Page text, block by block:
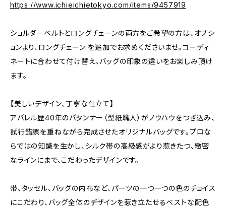
https://www.ichieichietokyo.com/items/9457919
ショルダーベルトとロングチェーンの両方をご希望の方は、オプシ
ョンより、ロングチェーン を追加でお求めくださいませ。コーディ
ネートに合わせて付け替え、バッグの印象の違いをお楽しみ頂け
ます。
【美しいデザイン、丁寧な仕立て】
アパレル歴40年のパタンナー（型紙職人）がノウハウをつぎ込み、
試行錯誤を重ねながら完成させたオリジナルバッグです。プロな
らではの知識を生かし、シルク帯の高級感がより惹きたつ、緻密
なラインにまで、こだわったデザインです。
帯、タッセル、バッグの内布など、パーツの一つ一つの色のチョイス
にこだわり、バッグ全体のデザインを惹き立たせるベストな配色